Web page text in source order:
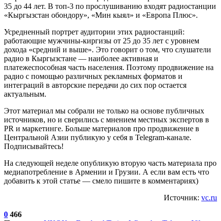
35 до 44 лет. В топ-3 по прослушиванию входят радиостанции
«Кыргызстан обондору», «Мин кыял» и «Европа Плюс».
Усредненный портрет аудитории этих радиостанций:
работающие мужчины-киргизы от 25 до 35 лет с уровнем
дохода «средний и выше». Это говорит о том, что слушатели
радио в Кыргызстане — наиболее активная и
платежеспособная часть населения. Поэтому продвижение на
радио с помощью различных рекламных форматов и
интеграций в авторские передачи до сих пор остается
актуальным.
Этот материал мы собрали не только на основе публичных
источников, но и сверились с мнением местных экспертов в
PR и маркетинге. Больше материалов про продвижение в
Центральной Азии публикую у себя в Telegram-канале.
Подписывайтесь!
На следующей неделе опубликую вторую часть материала про
медиапотребление в Армении и Грузии. А если вам есть что
добавить к этой статье — смело пишите в комментариях)
Источник: vc.ru
0 466